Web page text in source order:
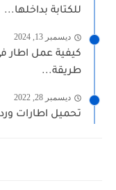
للكتابة بداخلها...
ديسمبر 13, 2024
كيفية عمل اطار
طريقة...
ديسمبر 28, 2022
تحميل اطارات ورد PNG للكتابة عليها جاهزة للصور